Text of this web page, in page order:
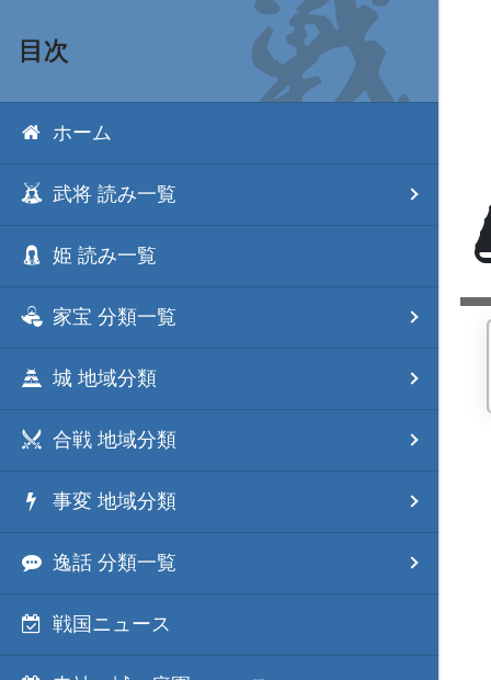
目次
ホーム
武将 読み一覧
姫 読み一覧
家宝 分類一覧
城 地域分類
合戦 地域分類
事変 地域分類
逸話 分類一覧
戦国ニュース